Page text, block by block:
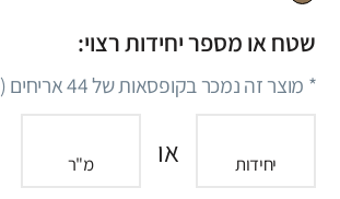
שטח או מספר יחידות רצוי:
* מוצר זה נמכר בקופסאות של44אריחים (
יחידות או מ"ר